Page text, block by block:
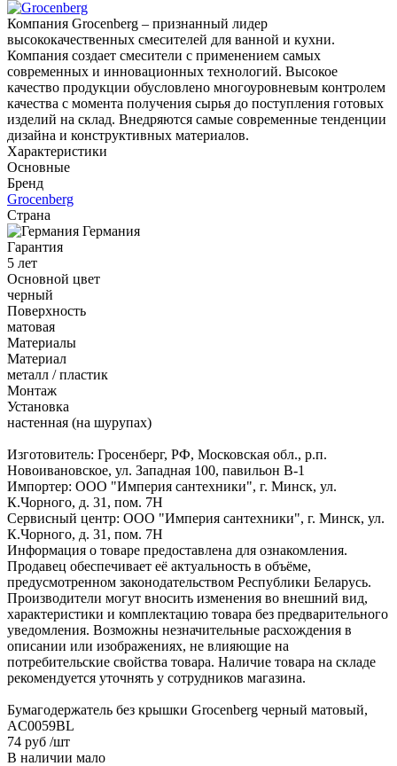
Компания Grocenberg – признанный лидер
высококачественных смесителей для ванной и кухни.
Компания создает смесители с применением самых
современных и инновационных технологий. Высокое
качество продукции обусловлено многоуровневым контролем
качества с момента получения сырья до поступления готовых
изделий на склад. Внедряются самые современные тенденции
дизайна и конструктивных материалов.
Характеристики
Основные
Бренд
Grocenberg
Страна
Германия
Гарантия
5 лет
Основной цвет
черный
Поверхность
матовая
Материалы
Материал
металл / пластик
Монтаж
Установка
настенная (на шурупах)
Изготовитель: Гросенберг, РФ, Московская обл., р.п.
Новоивановское, ул. Западная 100, павильон В-1
Импортер: ООО "Империя сантехники", г. Минск, ул.
К.Чорного, д. 31, пом. 7Н
Сервисный центр: ООО "Империя сантехники", г. Минск, ул.
К.Чорного, д. 31, пом. 7Н
Информация о товаре предоставлена для ознакомления.
Продавец обеспечивает её актуальность в объёме,
предусмотренном законодательством Республики Беларусь.
Производители могут вносить изменения во внешний вид,
характеристики и комплектацию товара без предварительного
уведомления. Возможны незначительные расхождения в
описании или изображениях, не влияющие на
потребительские свойства товара. Наличие товара на складе
рекомендуется уточнять у сотрудников магазина.
Бумагодержатель без крышки Grocenberg черный матовый,
AC0059BL
74 руб /шт
В наличии мало